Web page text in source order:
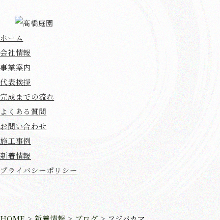
ホーム
会社情報
事業案内
代表挨拶
完成までの流れ
よくある質問
お問い合わせ
施工事例
新着情報
プライバシーポリシー